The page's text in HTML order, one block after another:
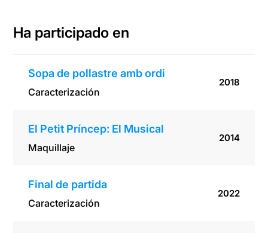
Ha participado en
Sopa de pollastre amb ordi
Caracterización
2018
El Petit Príncep: El Musical
Maquillaje
2014
Final de partida
Caracterización
2022